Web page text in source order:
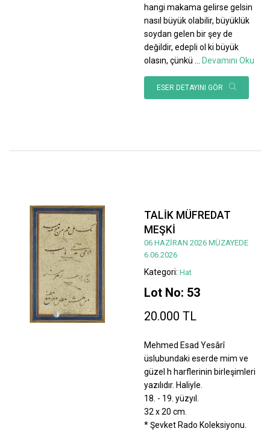
hangi makama gelirse gelsin
nasıl büyük olabilir, büyüklük
soydan gelen bir şey de
değildir, edepli ol ki büyük
olasın, çünkü ... Devamını Oku
ESER DETAYINI GÖR
TALİK MÜFREDAT
MEŞKİ
06 HAZİRAN 2026 MÜZAYEDE
6.06.2026
Kategori: Hat
Lot No: 53
20.000 TL
Mehmed Esad Yesârî
üslubundaki eserde mim ve
güzel h harflerinin birleşimleri
yazılıdır. Haliyle.
18. - 19. yüzyıl.
32 x 20 cm.
* Şevket Rado Koleksiyonu.